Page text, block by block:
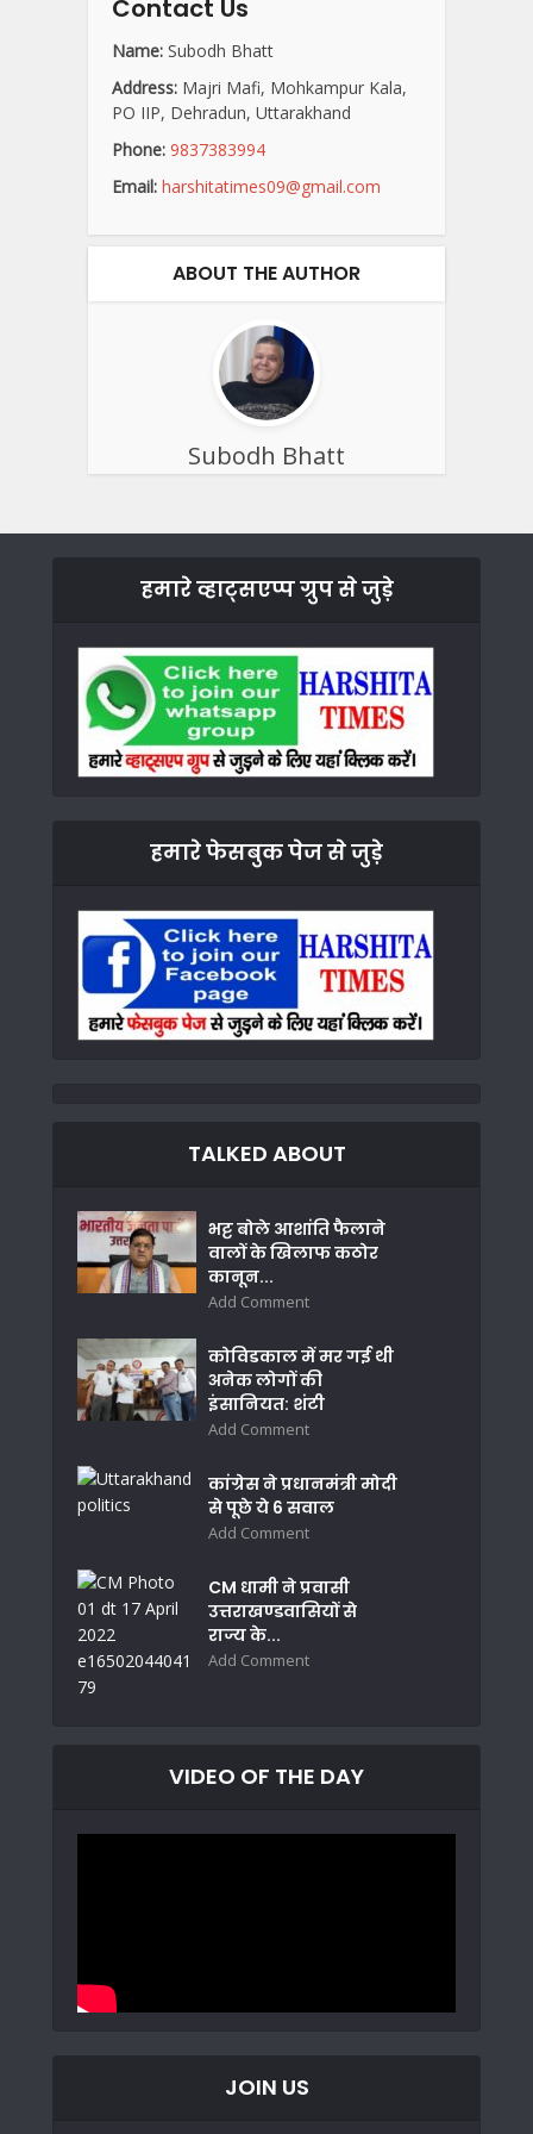
Contact Us
Name: Subodh Bhatt
Address: Majri Mafi, Mohkampur Kala,
PO IIP, Dehradun, Uttarakhand
Phone: 9837383994
Email: harshitatimes09@gmail.com
ABOUT THE AUTHOR
Subodh Bhatt
हमारे व्हाट्सएप्प ग्रुप से जुड़े
हमारे फेसबुक पेज से जुड़े
TALKED ABOUT
भट्ट बोले आशांति फैलाने
वालों के खिलाफ कठोर
कानून...
Add Comment
कोविडकाल में मर गई थी
अनेक लोगों की
इंसानियत: शंटी
Add Comment
कांग्रेस ने प्रधानमंत्री मोदी
से पूछे ये 6 सवाल
Add Comment
CM धामी ने प्रवासी
उत्तराखण्डवासियों से
राज्य के...
Add Comment
VIDEO OF THE DAY
JOIN US